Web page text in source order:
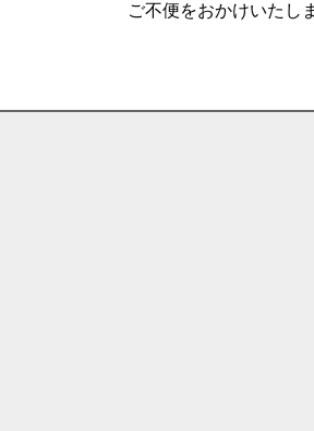
ご不便をおかけいたし